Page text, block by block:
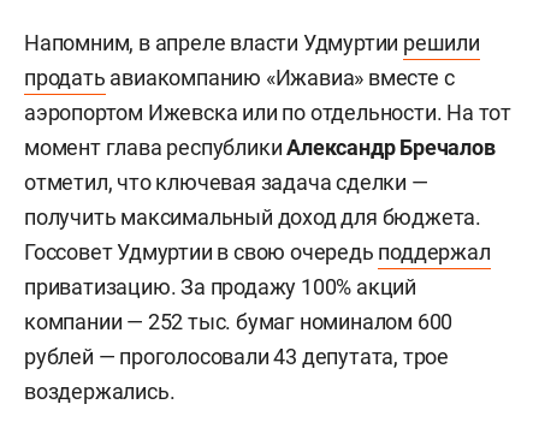
Напомним, в апреле власти Удмуртии решили
продать авиакомпанию «Ижавиа» вместе с
аэропортом Ижевска или по отдельности. На тот
момент глава республикиАлександр Бречалов
отметил, что ключевая задача сделки —
получить максимальный доход для бюджета.
Госсовет Удмуртии в свою очередь поддержал
приватизацию. За продажу 100% акций
компании — 252 тыс. бумаг номиналом 600
рублей — проголосовали 43 депутата, трое
воздержались.